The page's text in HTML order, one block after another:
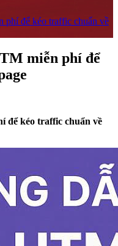
phí để kéo traffic chuẩn về
miễn phí để
để kéo traffic chuẩn về